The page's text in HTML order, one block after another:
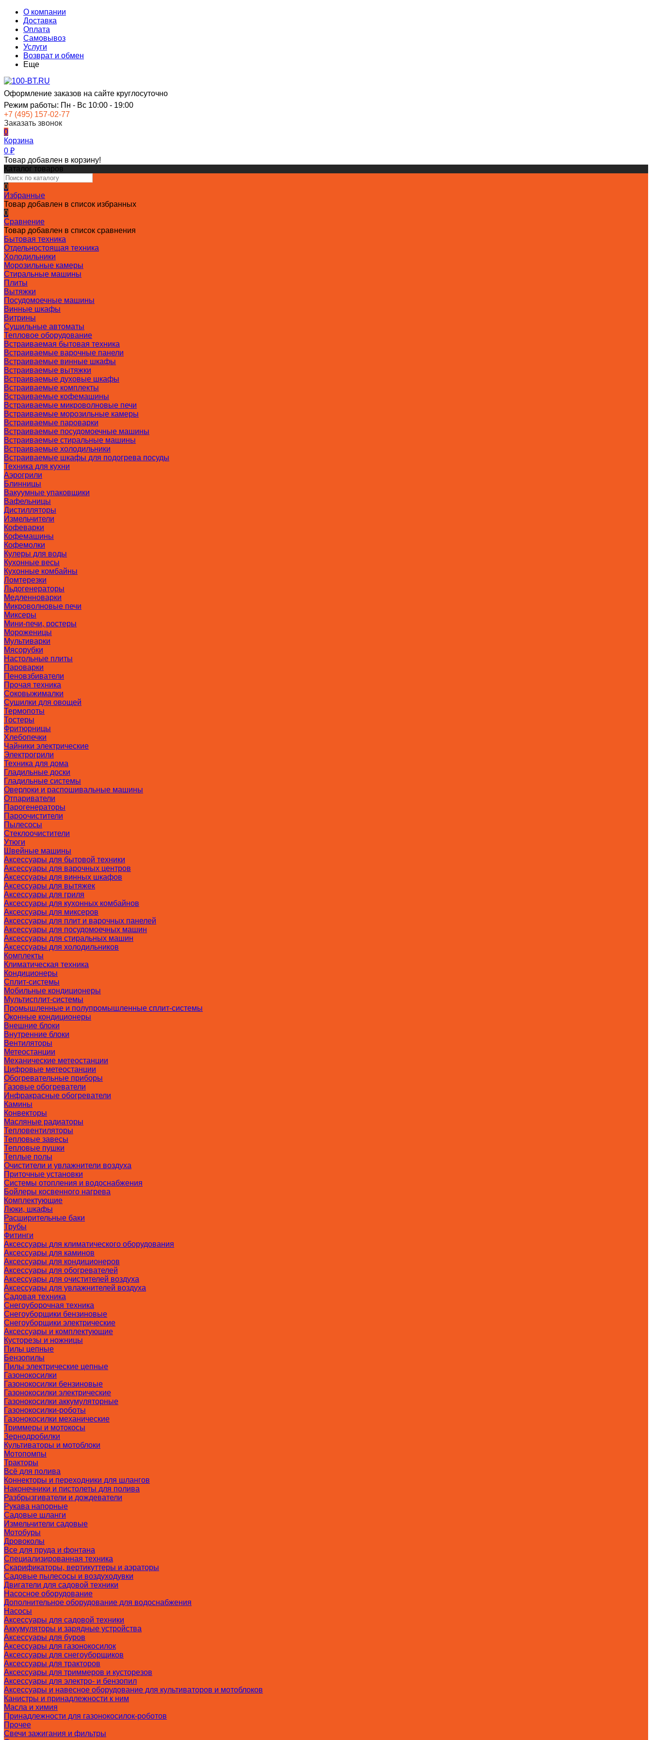
О компании
Доставка
Оплата
Самовывоз
Услуги
Возврат и обмен
Еще
Оформление заказов на сайте круглосуточно
Режим работы: Пн - Вс 10:00 - 19:00
+7 (495) 157-02-77
Заказать звонок
0
Корзина
0 ₽
Товар добавлен в корзину!
Каталог товаров
0
Избранные
Товар добавлен в список избранных
0
Сравнение
Товар добавлен в список сравнения
Бытовая техника
Отдельностоящая техника
Холодильники
Морозильные камеры
Стиральные машины
Плиты
Вытяжки
Посудомоечные машины
Винные шкафы
Витрины
Сушильные автоматы
Тепловое оборудование
Встраиваемая бытовая техника
Встраиваемые варочные панели
Встраиваемые винные шкафы
Встраиваемые вытяжки
Встраиваемые духовые шкафы
Встраиваемые комплекты
Встраиваемые кофемашины
Встраиваемые микроволновые печи
Встраиваемые морозильные камеры
Встраиваемые пароварки
Встраиваемые посудомоечные машины
Встраиваемые стиральные машины
Встраиваемые холодильники
Встраиваемые шкафы для подогрева посуды
Техника для кухни
Аэрогрили
Блинницы
Вакуумные упаковщики
Вафельницы
Дистилляторы
Измельчители
Кофеварки
Кофемашины
Кофемолки
Кулеры для воды
Кухонные весы
Кухонные комбайны
Ломтерезки
Льдогенераторы
Медленноварки
Микроволновые печи
Миксеры
Мини-печи, ростеры
Мороженицы
Мультиварки
Мясорубки
Настольные плиты
Пароварки
Пеновзбиватели
Прочая техника
Соковыжималки
Сушилки для овощей
Термопоты
Тостеры
Фритюрницы
Хлебопечки
Чайники электрические
Электрогрили
Техника для дома
Гладильные доски
Гладильные системы
Оверлоки и распошивальные машины
Отпариватели
Парогенераторы
Пароочистители
Пылесосы
Стеклоочистители
Утюги
Швейные машины
Аксессуары для бытовой техники
Аксессуары для варочных центров
Аксессуары для винных шкафов
Аксессуары для вытяжек
Аксессуары для гриля
Аксессуары для кухонных комбайнов
Аксессуары для миксеров
Аксессуары для плит и варочных панелей
Аксессуары для посудомоечных машин
Аксессуары для стиральных машин
Аксессуары для холодильников
Комплекты
Климатическая техника
Кондиционеры
Сплит-системы
Мобильные кондиционеры
Мультисплит-системы
Промышленные и полупромышленные сплит-системы
Оконные кондиционеры
Внешние блоки
Внутренние блоки
Вентиляторы
Метеостанции
Механические метеостанции
Цифровые метеостанции
Обогревательные приборы
Газовые обогреватели
Инфракрасные обогреватели
Камины
Конвекторы
Масляные радиаторы
Тепловентиляторы
Тепловые завесы
Тепловые пушки
Теплые полы
Очистители и увлажнители воздуха
Приточные установки
Системы отопления и водоснабжения
Бойлеры косвенного нагрева
Комплектующие
Люки, шкафы
Расширительные баки
Трубы
Фитинги
Аксессуары для климатического оборудования
Аксессуары для каминов
Аксессуары для кондиционеров
Аксессуары для обогревателей
Аксессуары для очистителей воздуха
Аксессуары для увлажнителей воздуха
Садовая техника
Снегоуборочная техника
Снегоуборщики бензиновые
Снегоуборщики электрические
Аксессуары и комплектующие
Кусторезы и ножницы
Пилы цепные
Бензопилы
Пилы электрические цепные
Газонокосилки
Газонокосилки бензиновые
Газонокосилки электрические
Газонокосилки аккумуляторные
Газонокосилки-роботы
Газонокосилки механические
Триммеры и мотокосы
Зернодробилки
Культиваторы и мотоблоки
Мотопомпы
Тракторы
Всё для полива
Коннекторы и переходники для шлангов
Наконечники и пистолеты для полива
Разбрызгиватели и дождеватели
Рукава напорные
Садовые шланги
Измельчители садовые
Мотобуры
Дровоколы
Все для пруда и фонтана
Специализированная техника
Скарификаторы, вертикуттеры и аэраторы
Садовые пылесосы и воздуходувки
Двигатели для садовой техники
Насосное оборудование
Дополнительное оборудование для водоснабжения
Насосы
Аксессуары для садовой техники
Аккумуляторы и зарядные устройства
Аксессуары для буров
Аксессуары для газонокосилок
Аксессуары для снегоуборщиков
Аксессуары для тракторов
Аксессуары для триммеров и кусторезов
Аксессуары для электро- и бензопил
Аксессуары и навесное оборудование для культиваторов и мотоблоков
Канистры и принадлежности к ним
Масла и химия
Принадлежности для газонокосилок-роботов
Прочее
Свечи зажигания и фильтры